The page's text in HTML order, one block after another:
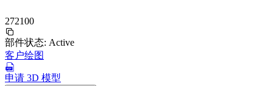
272100
部件状态: Active
客户绘图
申请 3D 模型